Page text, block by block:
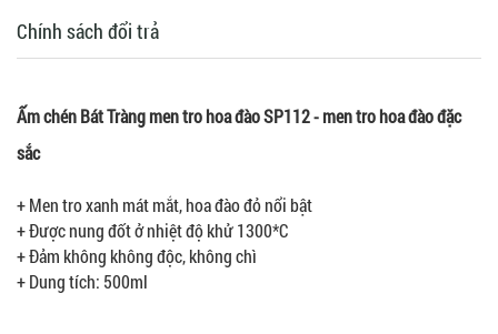
Chính sách đổi trả
Ấm chén Bát Tràng men tro hoa đào SP112 - men tro hoa đào đặc
sắc
+ Men tro xanh mát mắt, hoa đào đỏ nổi bật
+ Được nung đốt ở nhiệt độ khử 1300*C
+ Đảm không không độc, không chì
+ Dung tích: 500ml